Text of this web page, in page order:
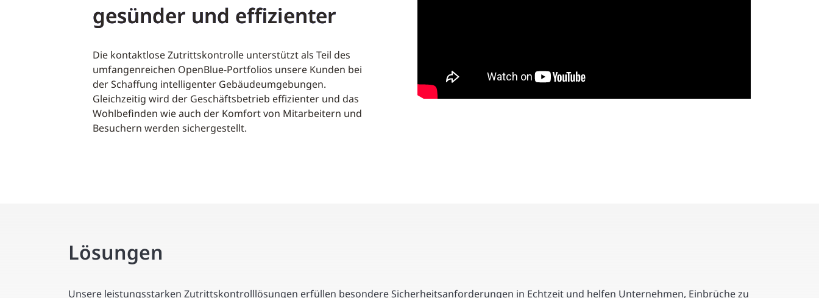
gesünder und effizienter
Die kontaktlose Zutrittskontrolle unterstützt als Teil des
umfangenreichen OpenBlue-Portfolios unsere Kunden bei
der Schaffung intelligenter Gebäudeumgebungen.
Gleichzeitig wird der Geschäftsbetrieb effizienter und das
Wohlbefinden wie auch der Komfort von Mitarbeitern und
Besuchern werden sichergestellt.
Lösungen
Unsere leistungsstarken Zutrittskontrolllösungen erfüllen besondere Sicherheitsanforderungen in Echtzeit und helfen Unternehmen, Einbrüche zu